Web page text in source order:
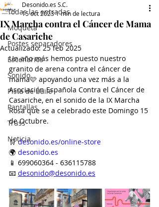
Todas las entradas
Moqueta
Postes separadores
Escenarios
Sonido
Pista de baile
Pantallas
Truss
Noticia
IX Marcha contra el Cáncer de Mama
de Casariche
Desonido.es S.C.
15 oct 20231 min de lectura
Actualizado:25 feb 2025
Un año más hemos puesto nuestro
granito de arena contra el cáncer de
mama🩷 apoyando una vez más a la
Asociación Española Contra el Cáncer de
Casariche, en el sonido de la IX Marcha
Rosa que se a celebrado este Domingo 15
de Octubre.
🛒 desonido.es/online-store
🌍 desonido.es
📱 699060364 - 636115788
📧 desonido@desonido.es